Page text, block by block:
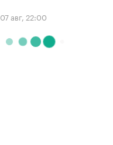
07 авг, 22:00